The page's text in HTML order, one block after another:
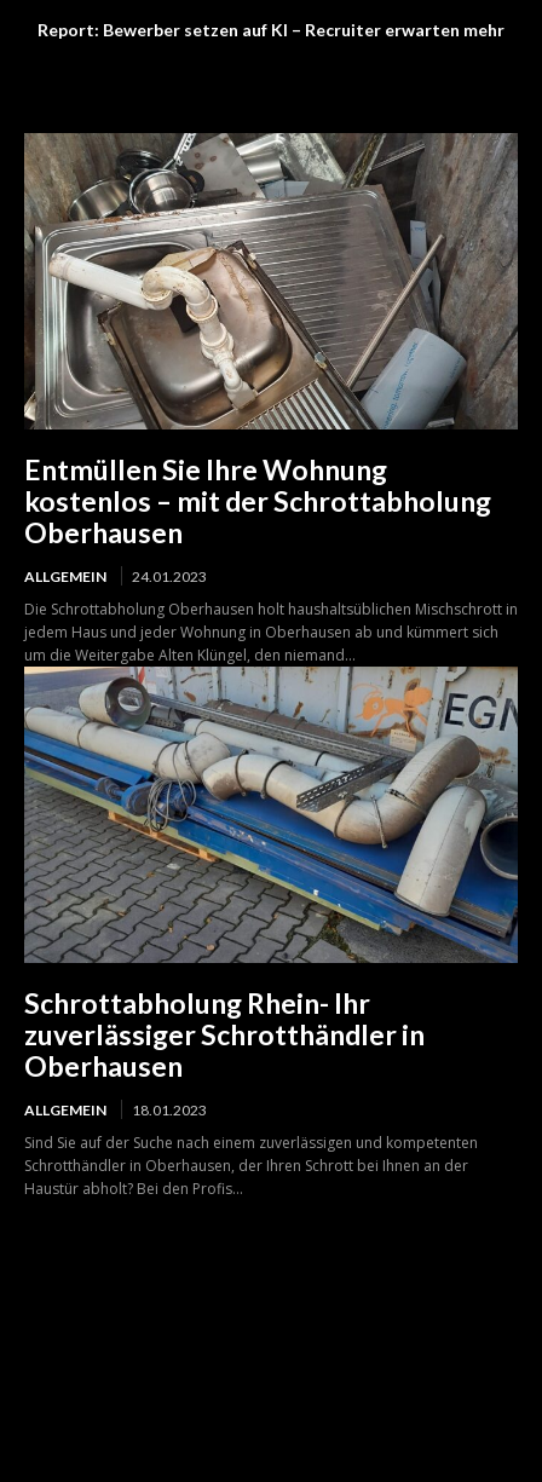
Report: Bewerber setzen auf KI – Recruiter erwarten mehr
Entmüllen Sie Ihre Wohnung
kostenlos – mit der Schrottabholung
Oberhausen
ALLGEMEIN 24.01.2023
Die Schrottabholung Oberhausen holt haushaltsüblichen Mischschrott in
jedem Haus und jeder Wohnung in Oberhausen ab und kümmert sich
um die Weitergabe Alten Klüngel, den niemand...
Schrottabholung Rhein- Ihr
zuverlässiger Schrotthändler in
Oberhausen
ALLGEMEIN 18.01.2023
Sind Sie auf der Suche nach einem zuverlässigen und kompetenten
Schrotthändler in Oberhausen, der Ihren Schrott bei Ihnen an der
Haustür abholt? Bei den Profis...